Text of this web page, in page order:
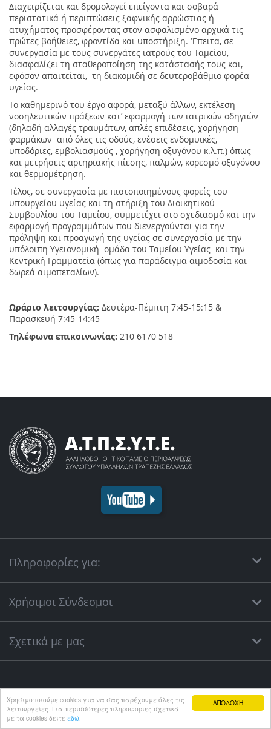
ΑΠΟΔΟΧΗ
Χρησιμοποιούμε cookies για να σας παρέχουμε όλες τις
λειτουργείες. Για περισσότερες πληροφορίες σχετικά
με τα cookies δείτε εδώ.
Διαχειρίζεται και δρομολογεί επείγοντα και σοβαρά
περιστατικά ή περιπτώσεις ξαφνικής αρρώστιας ή
ατυχήματος προσφέροντας στον ασφαλισμένο αρχικά τις
πρώτες βοήθειες, φροντίδα και υποστήριξη. ‘Έπειτα, σε
συνεργασία με τους συνεργάτες ιατρούς του Ταμείου,
διασφαλίζει τη σταθεροποίηση της κατάστασής τους και,
εφόσον απαιτείται, τη διακομιδή σε δευτεροβάθμιο φορέα
υγείας.
Το καθημερινό του έργο αφορά, μεταξύ άλλων, εκτέλεση
νοσηλευτικών πράξεων κατ’ εφαρμογή των ιατρικών οδηγιών
(δηλαδή αλλαγές τραυμάτων, απλές επιδέσεις, χορήγηση
φαρμάκων από όλες τις οδούς, ενέσεις ενδομυικές,
υποδόριες, εμβολιασμούς , χορήγηση οξυγόνου κ.λ.π.) όπως
και μετρήσεις αρτηριακής πίεσης, παλμών, κορεσμό οξυγόνου
και θερμομέτρηση.
Τέλος, σε συνεργασία με πιστοποιημένους φορείς του
υπουργείου υγείας και τη στήριξη του Διοικητικού
Συμβουλίου του Ταμείου, συμμετέχει στο σχεδιασμό και την
εφαρμογή προγραμμάτων που διενεργούνται για την
πρόληψη και προαγωγή της υγείας σε συνεργασία με την
υπόλοιπη Υγειονομική ομάδα του Ταμείου Υγείας και την
Κεντρική Γραμματεία (όπως για παράδειγμα αιμοδοσία και
δωρεά αιμοπεταλίων).
Ωράριο λειτουργίας: Δευτέρα-Πέμπτη 7:45-15:15 &
Παρασκευή 7:45-14:45
Τηλέφωνα επικοινωνίας: 210 6170 518
Πληροφορίες για:
Χρήσιμοι Σύνδεσμοι
Σχετικά με μας
Copyright ©2011-2025 Α.Τ.Π.Σ.Υ.Τ.Ε. |Όροι χρήσης Πολιτική GDPR
Developed by